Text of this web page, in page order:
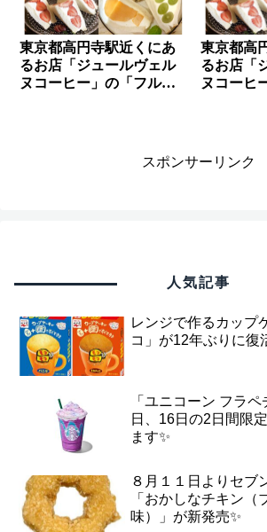
東京都高円寺駅近くにあ
るお店「ジュールヴェル
ヌコーヒー」の「フルー
東京都高
るお店「
ヌコーヒ
スポンサーリンク
人気記事
レンジで作るカップ
コ」が12年ぶりに復
「ユニコーン フラ
日、16日の2日間限
ます✨
８月１１日よりセブ
「おかしなチキン（
味）」が新発売✨